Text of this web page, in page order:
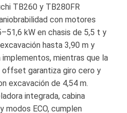
TB260 y TB280FR
con motores
kW en chasis de 5,5 t y
hasta 3,90 m y
mientras que la
offset garantiza giro cero y
excavación de 4,54 m.
integrada, cabina
modos ECO, cumplen